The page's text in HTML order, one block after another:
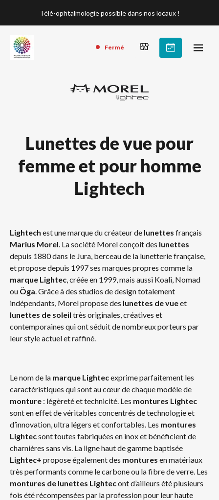
Télé-ophtalmologie possible dans nos locaux !
Fermé
Lunettes de vue pour
femme et pour homme
Lightech
Lightech est une marque du créateur de lunettes français
Marius Morel. La société Morel conçoit des lunettes
depuis 1880 dans le Jura, berceau de la lunetterie française,
et propose depuis 1997 ses marques propres comme la
marque Lightec, créée en 1999, mais aussi Koali, Nomad
ou Öga. Grâce à des studios de design totalement
indépendants, Morel propose des lunettes de vueet
lunettes de soleil très originales, créatives et
contemporaines qui ont séduit de nombreux porteurs par
leur style actuel et raffiné.
Le nom de la marque Lightecexprime parfaitement les
caractéristiques qui sont au cœur de chaque modèle de
monture : légèreté et technicité. Les montures Lightec
sont en effet de véritables concentrés de technologie et
d’innovation, ultra légers et confortables. Les montures
Lightecsont toutes fabriquées en inox et bénéficient de
charnières sans vis. La ligne haut de gamme baptisée
Lightec+ propose également des montures en matériaux
très performants comme le carbone ou la fibre de verre. Les
montures de lunettes Lightecont d’ailleurs été plusieurs
fois été récompensées par la profession pour leur haute